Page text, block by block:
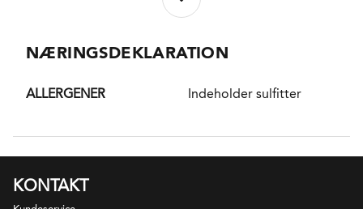
og Syrah samt en række internationale sorter sorter
udstrækning.
Banyuls ligger i det sydøstlige hjørne af Roussillon i
er plantet og generelt på terasser i bagende sol og
udsigt til Middelhavet. Banyuls appellationen tillader
udelukkende forstærkede vine af typen Vin Doux
NÆRINGSDEKLARATION
ALLERGENER Indeholder sulfitter
KONTAKT